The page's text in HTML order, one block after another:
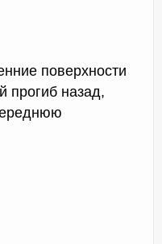
поверхности
прогиб назад,